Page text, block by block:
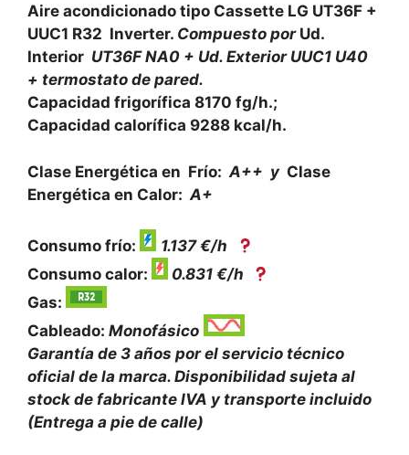
Aire acondicionado tipo Cassette LG UT36F +
UUC1 R32 Inverter. Compuesto porUd.
Interior UT36F NA0 + Ud. Exterior UUC1 U40
+ termostato de pared.
Capacidad frigorífica 8170 fg/h.;
Capacidad calorífica 9288 kcal/h.
Clase Energética en Frío: A++ y Clase
Energética en Calor: A+
Consumo frío:
1.137 €/h
Consumo calor:
0.831 €/h
Gas:
Cableado: Monofásico
Garantía de 3 años por el servicio técnico
oficial de la marca. Disponibilidad sujeta al
stock de fabricante IVA y transporte incluido
(Entrega a pie de calle)